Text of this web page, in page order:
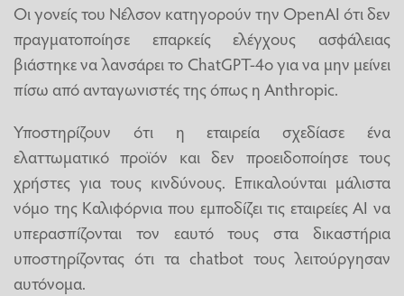
Οι γονείς του Νέλσον κατηγορούν την OpenAI ότι δεν
πραγματοποίησε επαρκείς ελέγχους ασφάλειας
βιάστηκε να λανσάρει το ChatGPT-4o για να μην μείνει
πίσω από ανταγωνιστές της όπως η Anthropic.
Υποστηρίζουν ότι η εταιρεία σχεδίασε ένα
ελαττωματικό προϊόν και δεν προειδοποίησε τους
χρήστες για τους κινδύνους. Επικαλούνται μάλιστα
νόμο της Καλιφόρνια που εμποδίζει τις εταιρείες ΑΙ να
υπερασπίζονται τον εαυτό τους στα δικαστήρια
υποστηρίζοντας ότι τα chatbot τους λειτούργησαν
αυτόνομα.